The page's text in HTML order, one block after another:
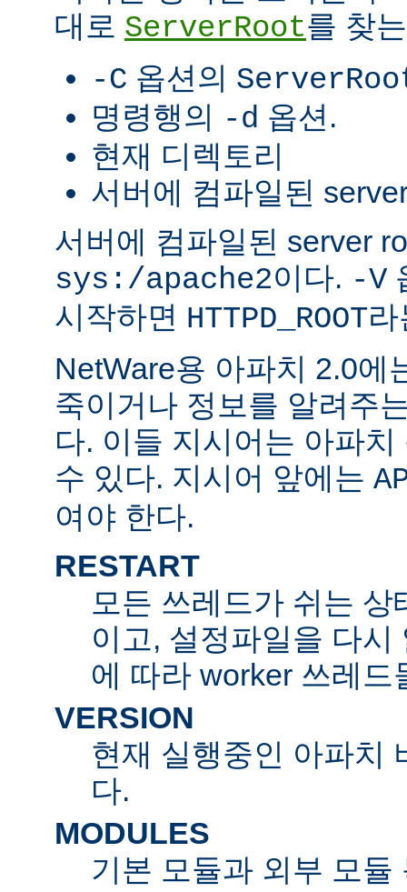
대로 ServerRoot를 찾
-C 옵션의
명령행의 -d 옵션.
현재 디렉토리
서버에 컴파일된
서버에 컴파일된 server
sys:/apache2이다. -V
시작하면 HTTPD_ROOT
NetWare용 아파치 2.0에
죽이거나 정보를 알려주
다. 이들 지시어는 아파
수 있다. 지시어 앞에는
여야 한다.
RESTART
모든 쓰레드가 쉬는
이고, 설정파일을 다
에 따라 worker 쓰레드
VERSION
현재 실행중인 아파치
다.
MODULES
기본 모듈과 외부 모듈